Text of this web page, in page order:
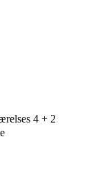
4 + 2